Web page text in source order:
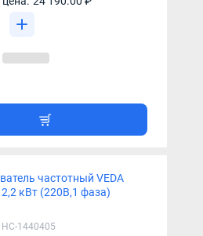
частотный VEDA
2,2 кВт (220В,1 фаза)
НС-1440405